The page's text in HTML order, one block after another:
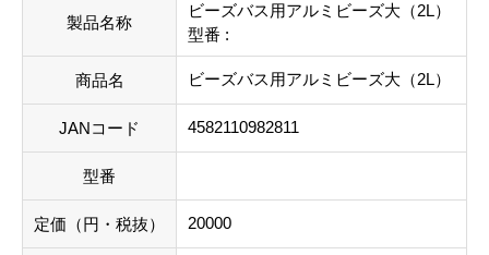
製品名称
ビーズバス用アルミビーズ大（2L）
型番 :
商品名 ビーズバス用アルミビーズ大（2L）
JANコード 4582110982811
型番
定価（円・税抜） 20000